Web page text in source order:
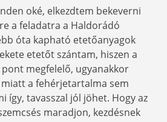
oké, elkezdtem bekeverni
a feladatra a Haldorádó
óta kapható etetőanyagok
etetőt szántam, hiszen a
megfelelő, ugyanakkor
a fehérjetartalma sem
így, tavasszal jól jöhet. Hogy az
maradjon, kezdésnek